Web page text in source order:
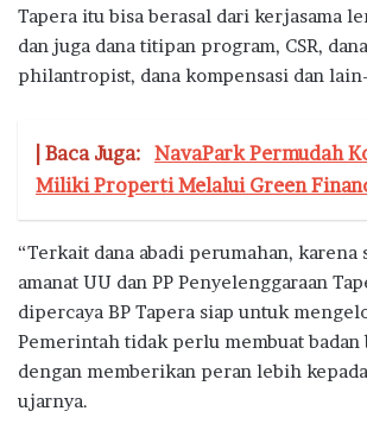
Tapera itu bisa berasal dari kerjasama
dan juga dana titipan program, CSR,
philantropist, dana kompensasi dan
| Baca Juga: NavaPark Permudah
Miliki Properti Melalui Green
“Terkait dana abadi perumahan, karena
amanat UU dan PP Penyelenggaraan
dipercaya BP Tapera siap untuk
Pemerintah tidak perlu membuat badan
dengan memberikan peran lebih kepada
ujarnya.